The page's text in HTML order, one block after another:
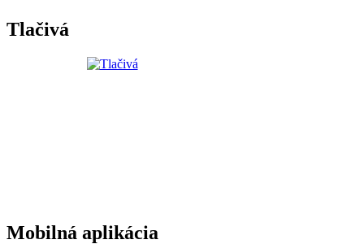
Tlačivá
Mobilná aplikácia